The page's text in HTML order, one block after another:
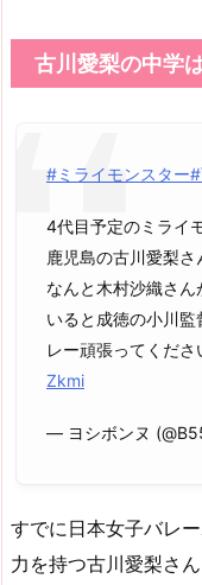
古川愛梨の中学
#ミライモンスター
4代目予定のミライ
鹿児島の古川愛梨さ
なんと木村沙織さ
いると成徳の小川
レー頑張ってくだ
Zkmi
— ヨシボンヌ
すでに日本女子バレ
力を持つ古川愛梨さん